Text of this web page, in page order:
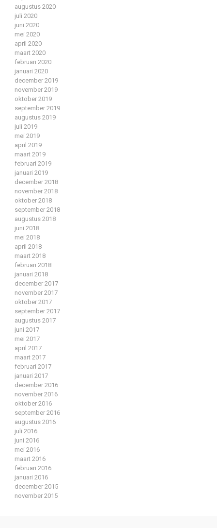
augustus 2020
juli 2020
juni 2020
mei 2020
april 2020
maart 2020
februari 2020
januari 2020
december 2019
november 2019
oktober 2019
september 2019
augustus 2019
juli 2019
mei 2019
april 2019
maart 2019
februari 2019
januari 2019
december 2018
november 2018
oktober 2018
september 2018
augustus 2018
juni 2018
mei 2018
april 2018
maart 2018
februari 2018
januari 2018
december 2017
november 2017
oktober 2017
september 2017
augustus 2017
juni 2017
mei 2017
april 2017
maart 2017
februari 2017
januari 2017
december 2016
november 2016
oktober 2016
september 2016
augustus 2016
juli 2016
juni 2016
mei 2016
maart 2016
februari 2016
januari 2016
december 2015
november 2015